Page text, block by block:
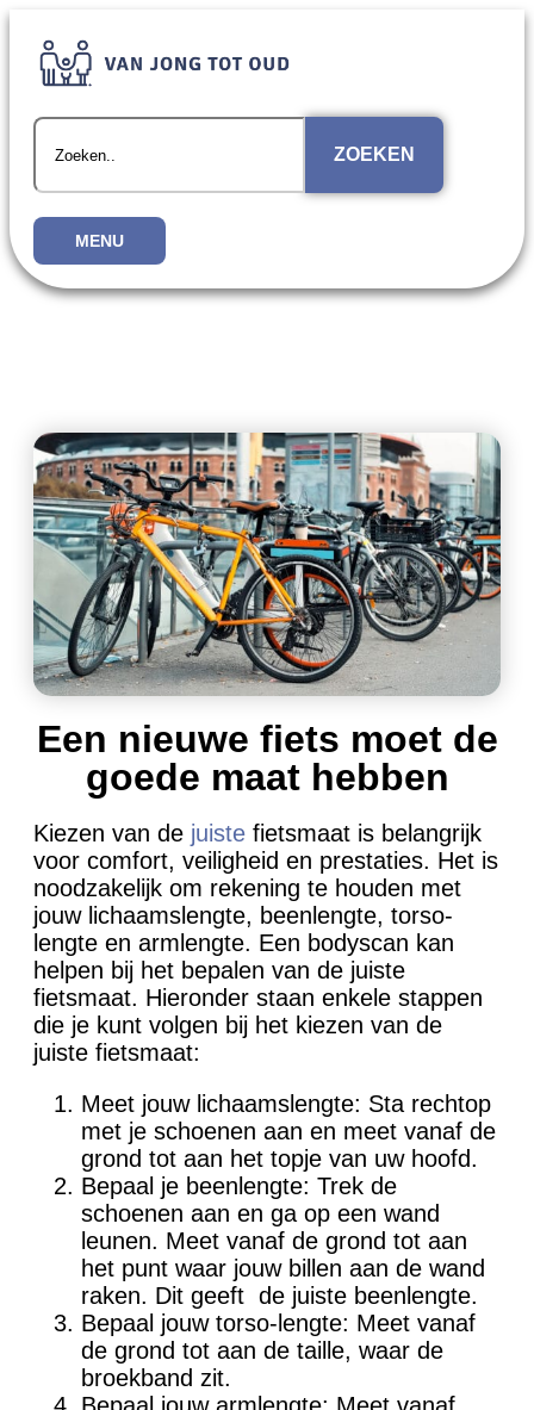
ZOEKEN
MENU
Een nieuwe fiets moet de
goede maat hebben
Kiezen van de juiste fietsmaat is belangrijk
voor comfort, veiligheid en prestaties. Het is
noodzakelijk om rekening te houden met
jouw lichaamslengte, beenlengte, torso-
lengte en armlengte. Een bodyscan kan
helpen bij het bepalen van de juiste
fietsmaat. Hieronder staan ​​enkele stappen
die je kunt volgen bij het kiezen van de
juiste fietsmaat:
Meet jouw lichaamslengte: Sta ​​rechtop
met je schoenen aan en meet vanaf de
grond tot aan het topje van uw hoofd.
Bepaal je beenlengte: Trek de
schoenen aan en ga op een wand
leunen. Meet vanaf de grond tot aan
het punt waar jouw billen aan de wand
raken. Dit geeft de juiste beenlengte.
Bepaal jouw torso-lengte: Meet vanaf
de grond tot aan de taille, waar de
broekband zit.